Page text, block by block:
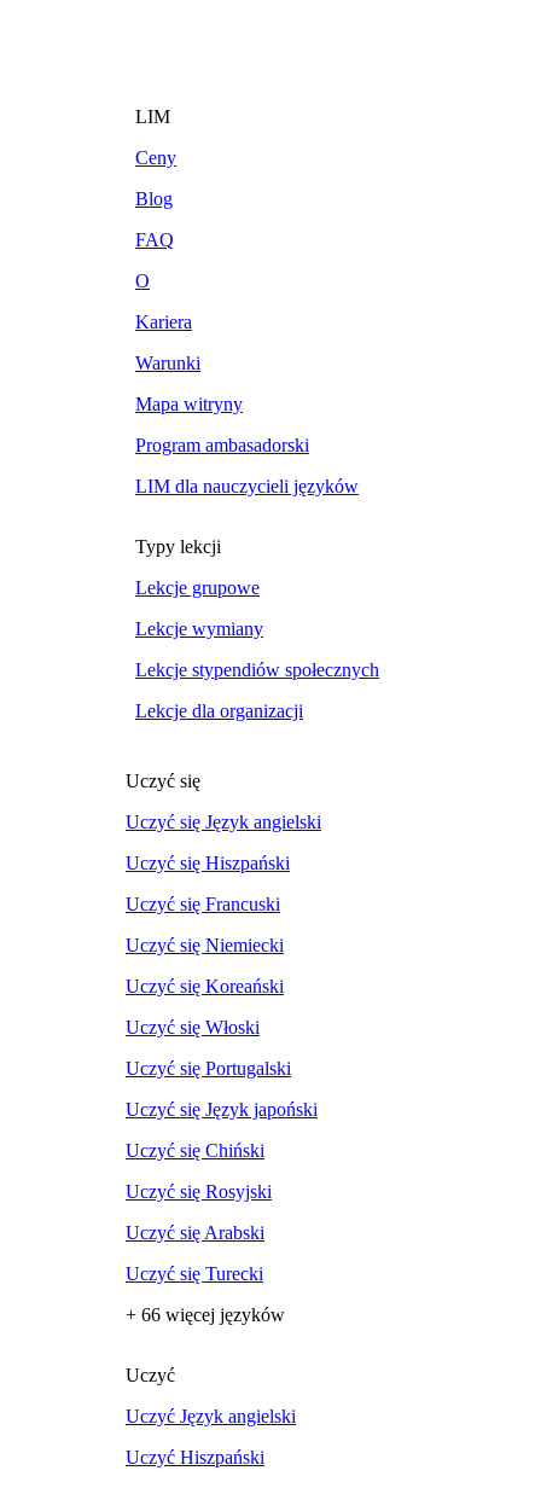
LIM
Ceny
Blog
FAQ
O
Kariera
Warunki
Mapa witryny
Program ambasadorski
LIM dla nauczycieli języków
Typy lekcji
Lekcje grupowe
Lekcje wymiany
Lekcje stypendiów społecznych
Lekcje dla organizacji
Uczyć się
Uczyć się Język angielski
Uczyć się Hiszpański
Uczyć się Francuski
Uczyć się Niemiecki
Uczyć się Koreański
Uczyć się Włoski
Uczyć się Portugalski
Uczyć się Język japoński
Uczyć się Chiński
Uczyć się Rosyjski
Uczyć się Arabski
Uczyć się Turecki
+ 66 więcej języków
Uczyć
Uczyć Język angielski
Uczyć Hiszpański